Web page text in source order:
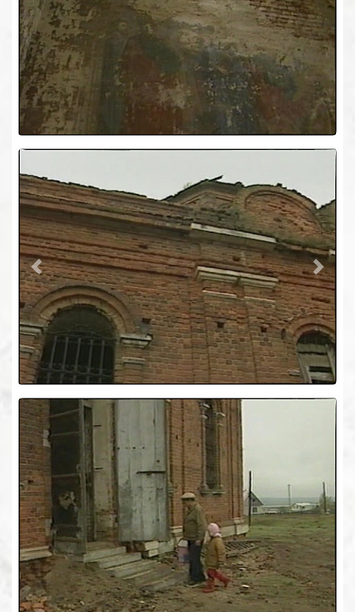
Previous Next